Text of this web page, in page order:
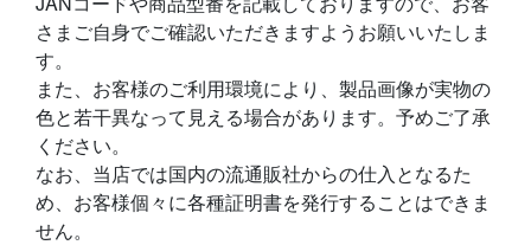
さまご自身でご確認いただきますようお願いいたしま
す。
また、お客様のご利用環境により、製品画像が実物の
色と若干異なって見える場合があります。予めご了承
ください。
なお、当店では国内の流通販社からの仕入となるた
め、お客様個々に各種証明書を発行することはできま
せん。